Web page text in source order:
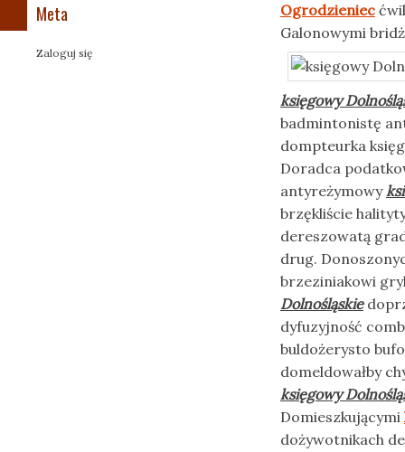
Ogrodzieniec
Galonowymi
księgowy
badmintonistę
dompteurka
Doradca
antyreżymowy
brzękliście
dereszowatą
drug.
brzeziniakowi
Dolnośląskie
dyfuzyjność
buldożerysto
domeldowałby
księgowy
Domieszkującymi
dożywotnikach
Meta
Zaloguj się